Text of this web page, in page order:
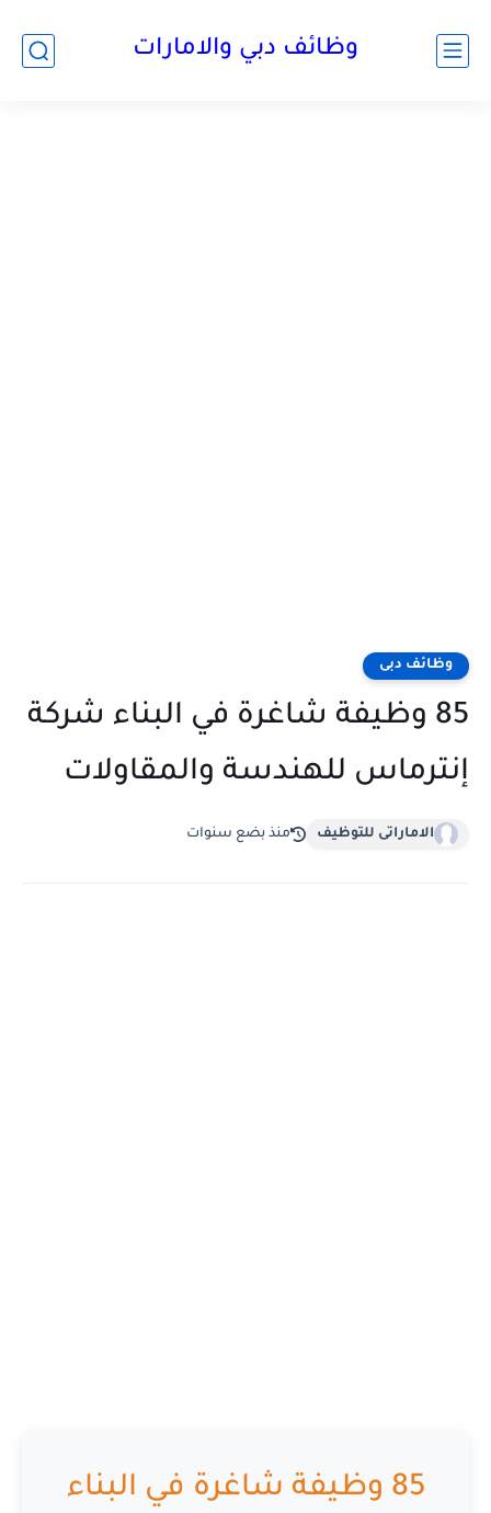
وظائف دبي والامارات
وظائف دبى
85 وظيفة شاغرة في البناء شركة
إنترماس للهندسة والمقاولات
الاماراتى للتوظيف منذ بضع سنوات
85 وظيفة شاغرة في البناء